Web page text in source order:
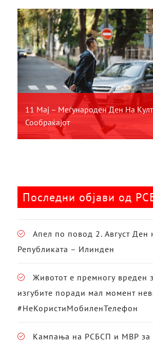
11 Мај – Меѓународен Ден На
Сообраќајот
Последни објави од
Апел по повод 2. Август Ден
Републиката – Илинден
Животот е премногу вреден
изгубите поради мал момент
#НеКористиМобиленТелефон
Кампања на РСБСП и МВР за